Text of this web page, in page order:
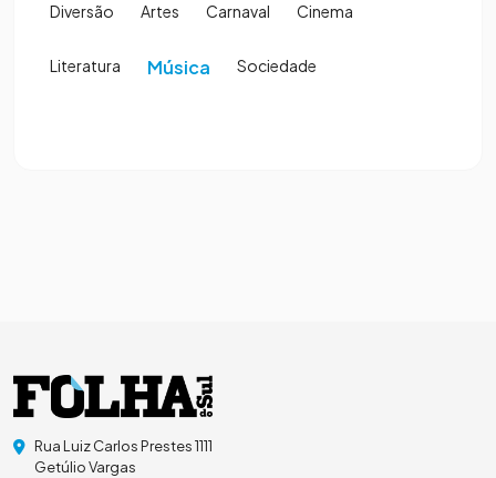
Diversão Artes Carnaval Cinema
Literatura Música Sociedade
Rua Luiz Carlos Prestes 1111
Getúlio Vargas